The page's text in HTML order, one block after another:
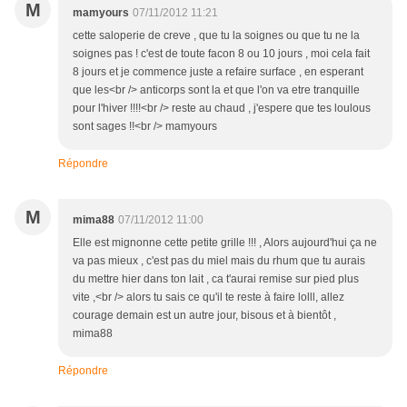
M mamyours 07/11/2012 11:21
cette saloperie de creve , que tu la soignes ou que tu ne la
soignes pas ! c'est de toute facon 8 ou 10 jours , moi cela fait
8 jours et je commence juste a refaire surface , en esperant
que les<br /> anticorps sont la et que l'on va etre tranquille
pour l'hiver !!!!<br /> reste au chaud , j'espere que tes loulous
sont sages !!<br /> mamyours
Répondre
M mima88 07/11/2012 11:00
Elle est mignonne cette petite grille !!! , Alors aujourd'hui ça ne
va pas mieux , c'est pas du miel mais du rhum que tu aurais
du mettre hier dans ton lait , ca t'aurai remise sur pied plus
vite ,<br /> alors tu sais ce qu'il te reste à faire lolll, allez
courage demain est un autre jour, bisous et à bientôt ,
mima88
Répondre